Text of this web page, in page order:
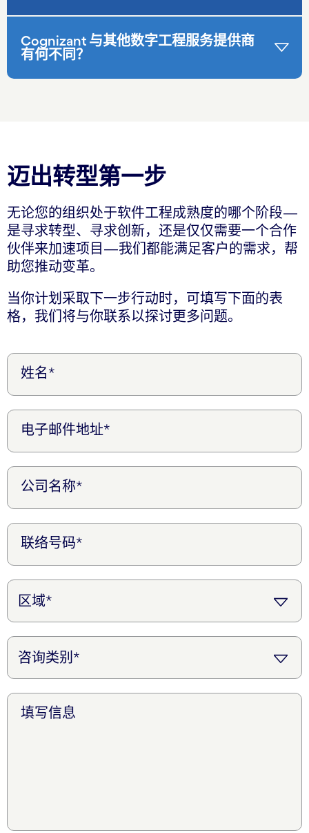
Cognizant 与其他数字工程服务提供商
有何不同？
迈出转型第一步
无论您的组织处于软件工程成熟度的哪个阶段—
是寻求转型、寻求创新，还是仅仅需要一个合作
伙伴来加速项目—我们都能满足客户的需求，帮
助您推动变革。
当你计划采取下一步行动时，可填写下面的表
格，我们将与你联系以探讨更多问题。
姓名*
电子邮件地址*
公司名称*
联络号码*
填写信息